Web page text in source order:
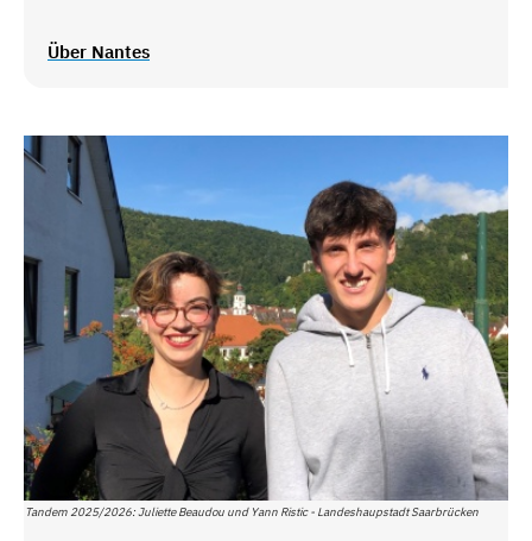
Über Nantes
Tandem 2025/2026: Juliette Beaudou und Yann Ristic - Landeshaupstadt Saarbrücken